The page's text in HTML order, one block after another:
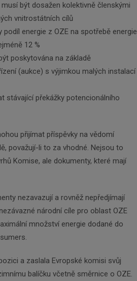
být dosažen kolektivně členskými
vnitrostátních cílů
podíl energie z OZE na spotřebě energie
12 %
poskytována na základě
(aukce) s výjimkou malých instalací
stávající překážky potencionálního
přijímat příspěvky na vědomí
považují-li to za vhodné. Nejsou to
Komise, ale dokumenty, které mají
nezavazují a rovněž nepředjímají
národní cíle pro oblast OZE
množství energie dodané do
a zaslala Evropské komisi svůj
balíčku včetně směrnice o OZE.